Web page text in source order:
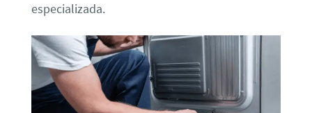
especializada.